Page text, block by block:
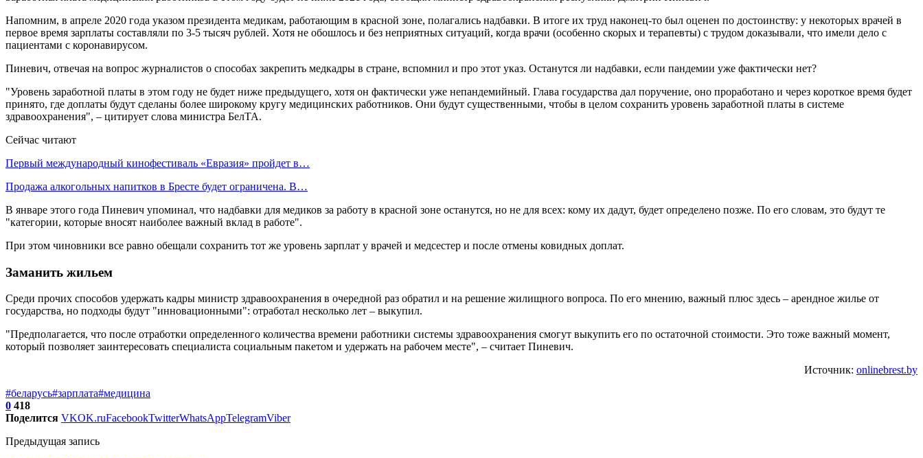
Напомним, в апреле 2020 года указом президента медикам, работающим в красной зоне, полагались надбавки. В итоге их труд наконец-то был оценен по достоинству: у некоторых врачей в
первое время зарплаты составляли по 3-5 тысяч рублей. Хотя не обошлось и без неприятных ситуаций, когда врачи (особенно скорых и терапевты) с трудом доказывали, что имели дело с
пациентами с коронавирусом.
Пиневич, отвечая на вопрос журналистов о способах закрепить медкадры в стране, вспомнил и про этот указ. Останутся ли надбавки, если пандемии уже фактически нет?
"Уровень заработной платы в этом году не будет ниже предыдущего, хотя он фактически уже непандемийный. Глава государства дал поручение, оно проработано и через короткое время будет
принято, где доплаты будут сделаны более широкому кругу медицинских работников. Они будут существенными, чтобы в целом сохранить уровень заработной платы в системе
здравоохранения", – цитирует слова министра БелТА.
Сейчас читают
Первый международный кинофестиваль «Евразия» пройдет в…
Продажа алкогольных напитков в Бресте будет ограничена. В…
В январе этого года Пиневич упоминал, что надбавки для медиков за работу в красной зоне останутся, но не для всех: кому их дадут, будет определено позже. По его словам, это будут те
"категории, которые вносят наиболее важный вклад в работе".
При этом чиновники все равно обещали сохранить тот же уровень зарплат у врачей и медсестер и после отмены ковидных доплат.
Заманить жильем
Среди прочих способов удержать кадры министр здравоохранения в очередной раз обратил и на решение жилищного вопроса. По его мнению, важный плюс здесь – арендное жилье от
государства, но подходы будут "инновационными": отработал несколько лет – выкупил.
"Предполагается, что после отработки определенного количества времени работники системы здравоохранения смогут выкупить его по остаточной стоимости. Это тоже важный момент,
который позволяет заинтересовать специалиста социальным пакетом и удержать на рабочем месте", – считает Пиневич.
Источник: onlinebrest.by
#беларусь#зарплата#медицина
0 418
Поделится VKOK.ruFacebookTwitterWhatsAppTelegramViber
Предыдущая запись